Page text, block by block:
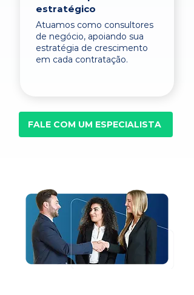
estratégico
Atuamos como consultores
de negócio, apoiando sua
estratégia de crescimento
em cada contratação.
FALE COM UM ESPECIALISTA